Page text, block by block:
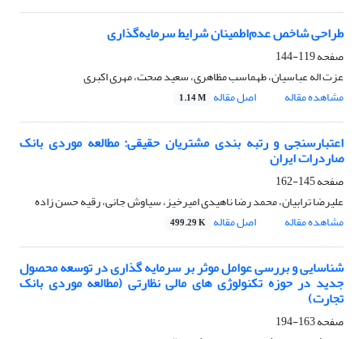
طراحی شاخص عدم‌اطمینان شرایط سرمایه‌گذاری
صفحه119-144
عزت اله عباسیان، طهماسب مظاهری، سعید صحت، مهری اکبری
مشاهده مقاله
اصل مقاله 1.14 M
اعتبارسنجی و رتبه بندی مشتریان حقیقی: مطالعه موردی بانک
صاردرات ایران
صفحه145-162
علیرضا ترابیان، محمد رضا ناهیدی امیرخیز، سیاوش جانی، رقیه حسن زاده
مشاهده مقاله
اصل مقاله 499.29 K
شناسایی و بررسی عوامل موثر بر سرمایه گذاری در توسعه محصول
جدید در حوزه تکنولوژی های مالی نظارتی (مطالعه موردی بانک
تجارت)
صفحه163-194